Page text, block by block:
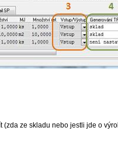
ze skladu nebo jestli jde o